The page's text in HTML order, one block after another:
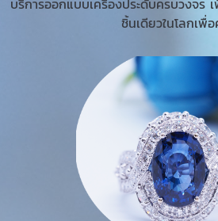
บริการออกแบบเครื่องประดับครบวงจร
ชิ้นเดียวในโลกเพื่